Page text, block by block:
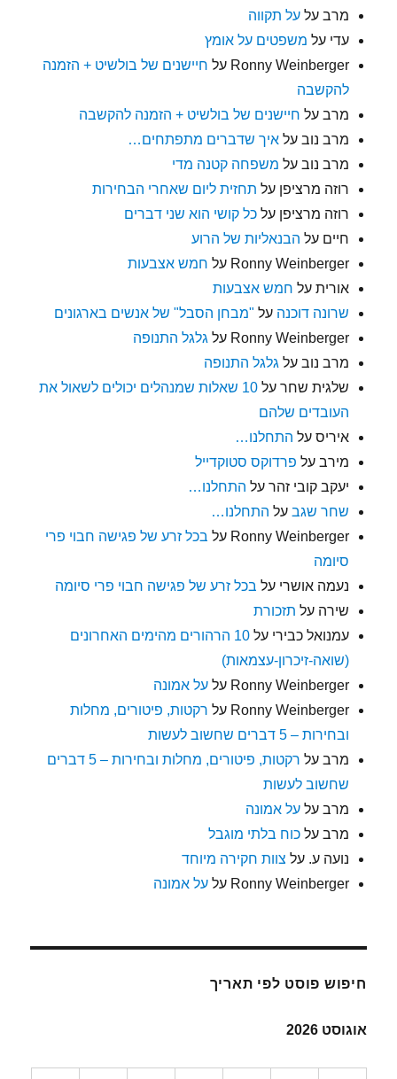
מרב עלעל תקווה
עדי על משפטים על אומץ
Ronny Weinberger על חיישנים של בולשיט + הזמנה
להקשבה
מרב על חיישנים של בולשיט + הזמנה להקשבה
מרב נוב עלאיך שדברים מתפתחים…
מרב נוב על משפחה קטנה מדי
רוזה מרציפן על תחזית ליום שאחרי הבחירות
רוזה מרציפן עלכל קושי הוא שני דברים
חיים על הבנאליות של הרוע
Ronny Weinberger על חמש אצבעות
אורית על חמש אצבעות
שרונה דוכנה על "מבחן הסבל" של אנשים בארגונים
Ronny Weinberger על גלגל התנופה
מרב נוב על גלגל התנופה
שלגית שחר על
10 שאלות שמנהלים יכולים לשאול את
העובדים שלהם
איריס על התחלנו…
מירב על פרדוקס סטוקדייל
יעקב קובי זהר על התחלנו…
שחר שגב על התחלנו…
Ronny Weinberger על בכל זרע של פגישה חבוי פרי
סיומה
נעמה אושרי על בכל זרע של פגישה חבוי פרי סיומה
שירה על תזכורת
עמנואל כבירי על
10 הרהורים מהימים האחרונים
(שואה-זיכרון-עצמאות)
Ronny Weinberger עלעל אמונה
Ronny Weinberger על רקטות, פיטורים, מחלות
ובחירות – 5 דברים שחשוב לעשות
מרב על
רקטות, פיטורים, מחלות ובחירות – 5 דברים
שחשוב לעשות
מרב עלעל אמונה
מרב עלכוח בלתי מוגבל
נועה ע. על צוות חקירה מיוחד
Ronny Weinberger עלעל אמונה
חיפוש פוסט לפי תאריך
אוגוסט 2026